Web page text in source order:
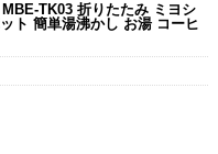
TK03 折りたたみ ミヨシ
ト 簡単湯沸かし お湯 コーヒ